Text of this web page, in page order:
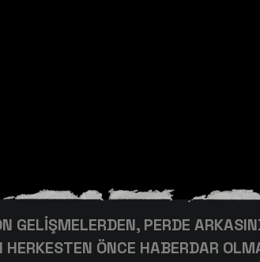
GELİŞMELERDEN, PERDE
ÖNCE HABERDAR